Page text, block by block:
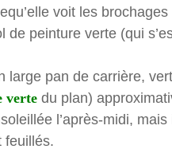
voit les
de peinture verte (qui
large pan de carrière,
verte du plan)
l’après-midi,
feuillés.